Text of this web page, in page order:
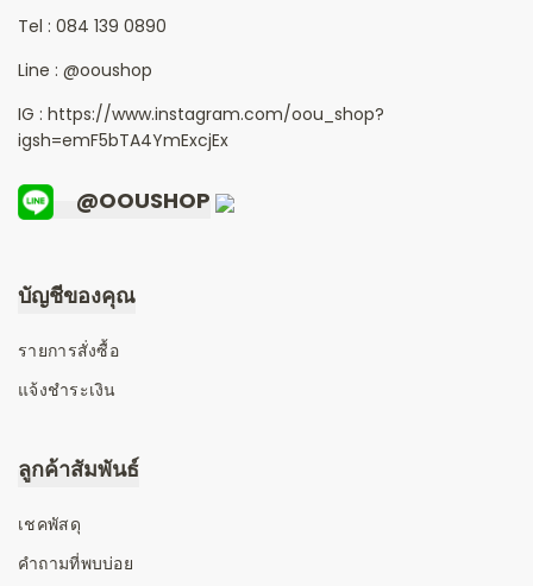
Tel : 084 139 0890
Line : @ooushop
IG : https://www.instagram.com/oou_shop?
igsh=emF5bTA4YmExcjEx
@OOUSHOP
บัญชีของคุณ
รายการสั่งซื้อ
แจ้งชำระเงิน
ลูกค้าสัมพันธ์
เชคพัสดุ
คำถามที่พบบ่อย